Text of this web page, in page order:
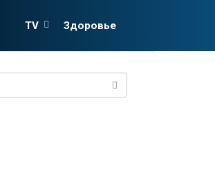
TV Здоровье